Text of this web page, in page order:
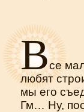
Все
любят
мы его
Гм… Ну,